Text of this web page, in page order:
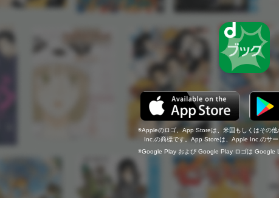
Appleのロゴ、App Storeは、米国もしくはその
Inc.の商標です。App Storeは、Apple Inc.のサー
Google Play および Google Play ロゴは Google